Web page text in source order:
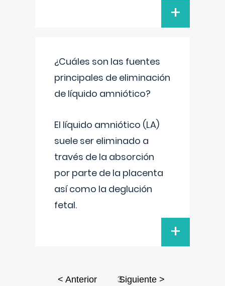
+
¿Cuáles son las fuentes
principales de eliminación
de líquido amniótico?
El líquido amniótico (LA)
suele ser eliminado a
través de la absorción
por parte de la placenta
así como la deglución
fetal.
+
< Anterior 3Siguiente >